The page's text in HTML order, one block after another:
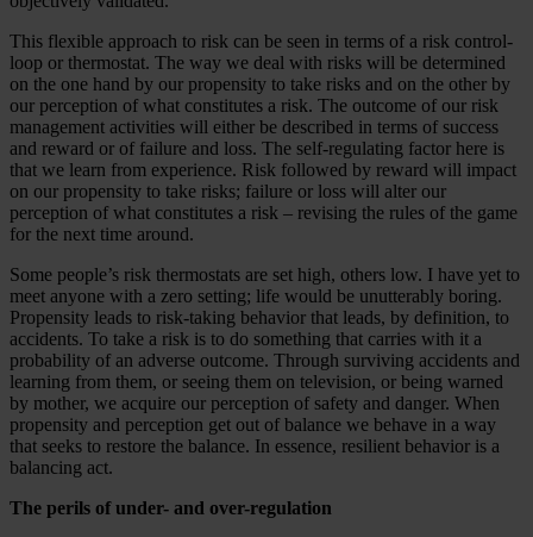
This flexible approach to risk can be seen in terms of a risk control-
loop or thermostat. The way we deal with risks will be determined
on the one hand by our propensity to take risks and on the other by
our perception of what constitutes a risk. The outcome of our risk
management activities will either be described in terms of success
and reward or of failure and loss. The self-regulating factor here is
that we learn from experience. Risk followed by reward will impact
on our propensity to take risks; failure or loss will alter our
perception of what constitutes a risk – revising the rules of the game
for the next time around.
Some people’s risk thermostats are set high, others low. I have yet to
meet anyone with a zero setting; life would be unutterably boring.
Propensity leads to risk-taking behavior that leads, by definition, to
accidents. To take a risk is to do something that carries with it a
probability of an adverse outcome. Through surviving accidents and
learning from them, or seeing them on tele­vision, or being warned
by mother, we acquire our perception of safety and danger. When
propensity and perception get out of balance we behave in a way
that seeks to restore the balance. In essence, resilient behavior is a
balancing act.
The perils of under- and over-regulation